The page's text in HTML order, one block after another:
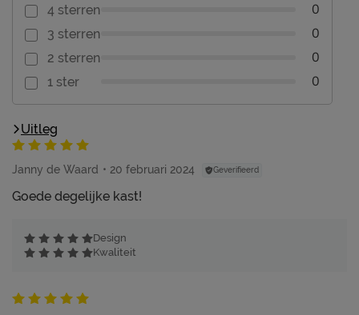
4 sterren 0
3 sterren 0
2 sterren 0
1 ster 0
Uitleg
Janny de Waard 20 februari 2024 Geverifieerd
Goede degelijke kast!
Design
Kwaliteit